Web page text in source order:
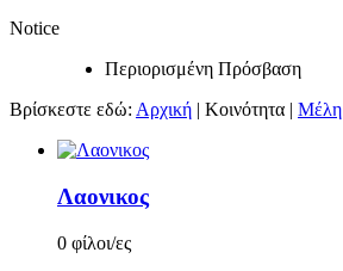
Notice
Περιορισμένη Πρόσβαση
Βρίσκεστε εδώ: Αρχική | Κοινότητα | Μέλη
Λαονικος
0 φίλοι/ες